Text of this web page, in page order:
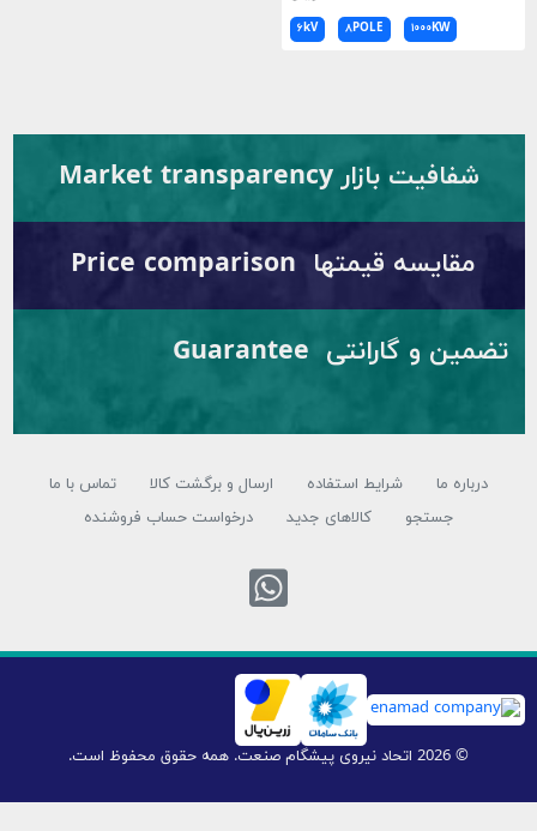
۱۰۰۰KW ۸POLE ۶kV
شفافیت بازار Market transparency
مقایسه قیمتها Price comparison
تضمین و گارانتی Guarantee
درباره ما شرایط استفاده ارسال و برگشت کالا
تماس با ما
جستجو
کالاهای جدید درخواست حساب فروشنده
تماس با واتس